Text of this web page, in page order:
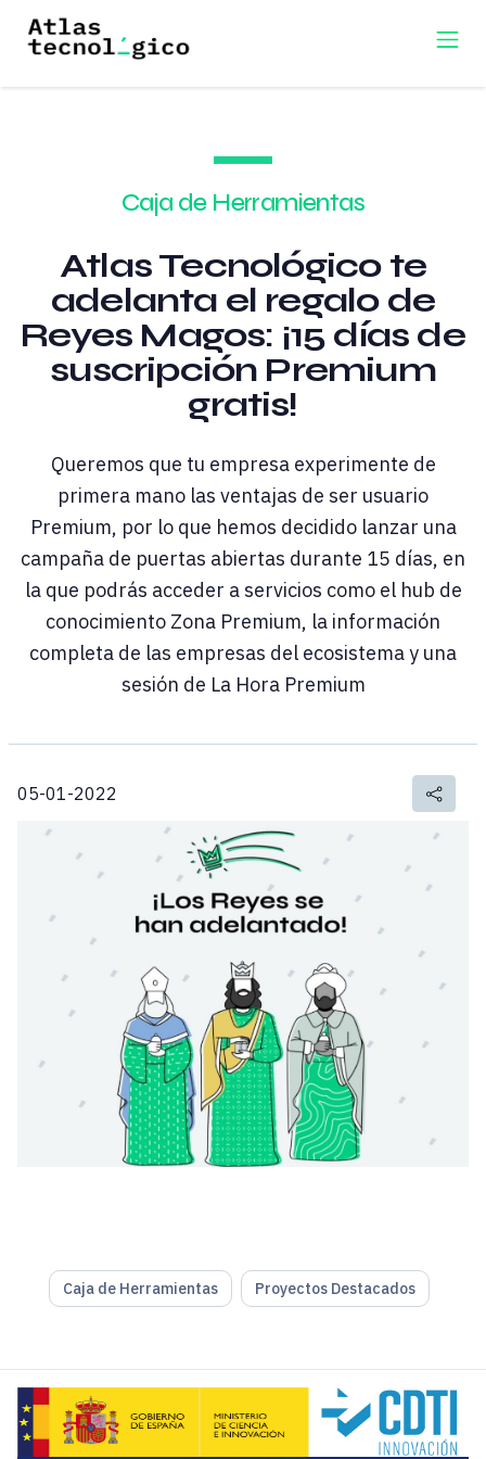
Caja de Herramientas
Atlas Tecnológico te
adelanta el regalo de
Reyes Magos: ¡15 días de
suscripción Premium
gratis!
Queremos que tu empresa experimente de
primera mano las ventajas de ser usuario
Premium, por lo que hemos decidido lanzar una
campaña de puertas abiertas durante 15 días, en
la que podrás acceder a servicios como el hub de
conocimiento Zona Premium, la información
completa de las empresas del ecosistema y una
sesión de La Hora Premium
05-01-2022
Esta propuesta está dirigida tanto a las empresas que ya
Caja de Herramientas Proyectos Destacados